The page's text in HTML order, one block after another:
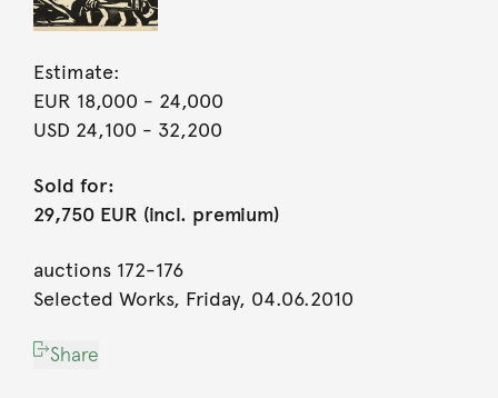
Estimate:
EUR 18,000 - 24,000
USD 24,100 - 32,200
Sold for:
29,750 EUR (incl. premium)
auctions 172-176
Selected Works, Friday, 04.06.2010
Share